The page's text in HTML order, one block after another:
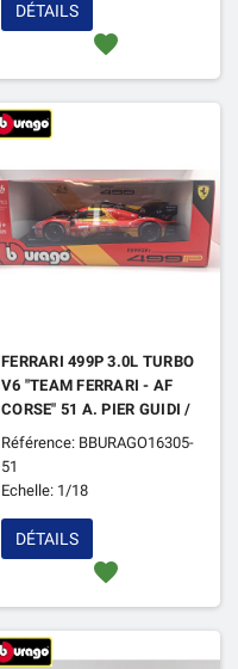
favorite
DÉTAILS
FERRARI 499P 3.0L TURBO
V6 "TEAM FERRARI - AF
CORSE" 51 A. PIER GUIDI /
JAMES CALADO /
ANTONIO GIOVINAZZI
24H DU MANS 2024 3EME
Référence: BBURAGO16305-
51
Echelle: 1/18
favorite
DÉTAILS